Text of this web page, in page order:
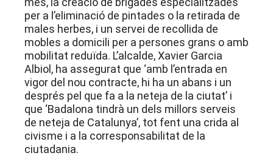
per a l’eliminació de pintades o la retirada de
males herbes, i un servei de recollida de
mobles a domicili per a persones grans o amb
mobilitat reduïda. L’alcalde, Xavier Garcia
Albiol, ha assegurat que ‘amb l’entrada en
vigor del nou contracte, hi ha un abans i un
després pel que fa a la neteja de la ciutat’ i
que ‘Badalona tindrà un dels millors serveis
de neteja de Catalunya’, tot fent una crida al
civisme i a la corresponsabilitat de la
ciutadania.